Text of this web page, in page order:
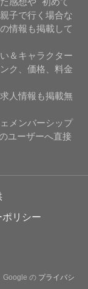
感想や 初めて
子で行く場合な
情報も掲載して
＆キャラクター
ク、価格、料金
人情報も掲載無
メンバーシップ
ユーザーへ直接
リシー
Google の プライバシ